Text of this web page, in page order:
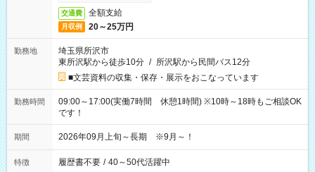
交通費 全額支給
月収例 20～25万円
勤務地
埼玉県所沢市
東所沢駅から徒歩10分 / 所沢駅から民間バス12分
■文芸資料の収集・保存・展示をおこなっています
勤務時間
09:00～17:00(実働7時間 休憩1時間) ※10時～18時もご相談OK
です！
期間 2026年09月上旬～長期 ※9月～！
特徴 履歴書不要 / 40～50代活躍中